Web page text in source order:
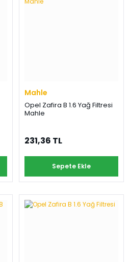
Mahle
Opel Zafira B 1.6 Yağ Filtresi
Mahle
231,36 TL
Sepete Ekle